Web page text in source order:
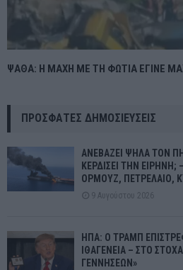
ΨΑΘΑ: Η ΜΑΧΗ ΜΕ ΤΗ ΦΩΤΙΑ ΕΓΙΝΕ
ΠΡΌΣΦΑΤΕΣ ΔΗΜΟΣΙΕΎΣΕΙΣ
ΑΝΕΒΑΖΕΙ ΨΗΛΑ ΤΟΝ
ΚΕΡΔΙΣΕΙ ΤΗΝ ΕΙΡΗΝΗ;
ΟΡΜΟΥΖ, ΠΕΤΡΕΛΑΙΟ,
9 Αυγούστου 2026
ΗΠΑ: Ο ΤΡΑΜΠ
ΙΘΑΓΕΝΕΙΑ – ΣΤΟ
ΓΕΝΝΗΣΕΩΝ»